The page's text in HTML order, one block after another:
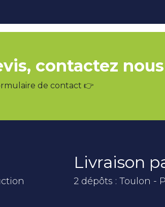
contactez
de contact 👉
Livraison
2 dépôts : Toulon -